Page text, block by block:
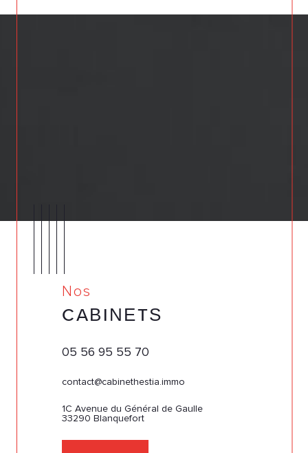
Nos
CABINETS
05 56 95 55 70
contact@cabinethestia.immo
1C Avenue du Général de Gaulle
33290 Blanquefort